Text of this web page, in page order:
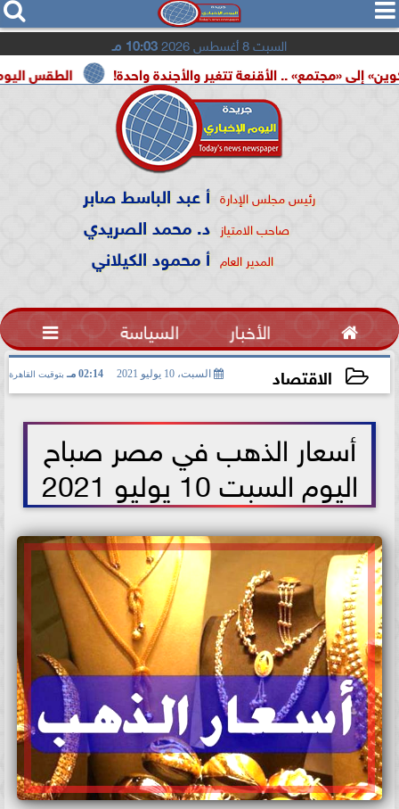
  
السبت 8 أغسطس 2026 10:03 مـ
الطقس اليوم.. شديد .. الأقنعة تتغير والأجندة واحدة!
رئيس مجلس الإدارة أ عبد الباسط صابر
صاحب الامتياز د. محمد الصريدي
المدير العام أ محمود الكيلاني
 الأخبار السياسة 
الاقتصاد السبت، 10 يوليو 2021 02:14 مـ بتوقيت القاهرة
أسعار الذهب في مصر صباح
اليوم السبت 10 يوليو 2021